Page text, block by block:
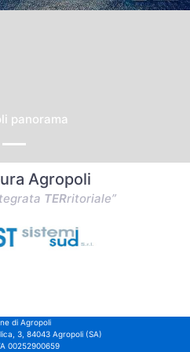
panorama
Agropoli
TERritoriale”
di Agropoli
3, 84043 Agropoli (SA)
00252900659